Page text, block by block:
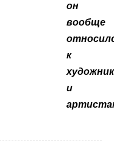
он
вообще
к
и